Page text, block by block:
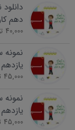
دهم
۱۴۰۵ word
40,000 تومان
نمونه
word
45,000 تومان
نمونه
۱۴۰۵ word
45,000 تومان